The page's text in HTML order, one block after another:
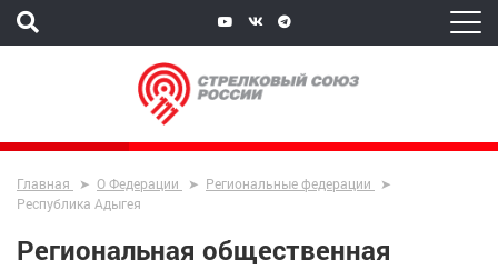
Главная О Федерации
Региональные федерации
Республика Адыгея
Региональная общественная